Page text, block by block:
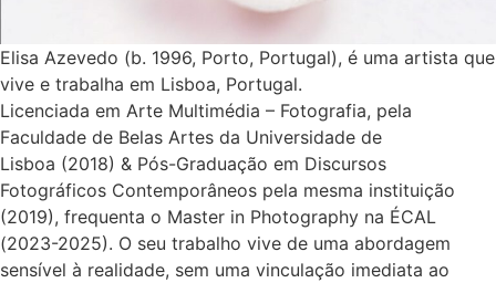
Elisa Azevedo (b. 1996, Porto, Portugal), é uma artista que
vive e trabalha em Lisboa, Portugal.
Licenciada em Arte Multimédia – Fotografia, pela
Faculdade de Belas Artes da Universidade de
Lisboa (2018) & Pós-Graduação em Discursos
Fotográficos Contemporâneos pela mesma instituição
(2019), frequenta o Master in Photography na ÉCAL
(2023-2025). O seu trabalho vive de uma abordagem
sensível à realidade, sem uma vinculação imediata ao